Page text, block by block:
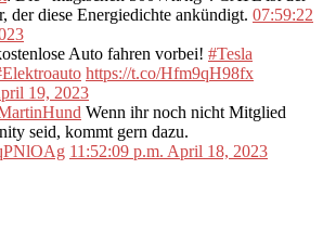
der diese Energiedichte ankündigt. 07:59:22
Auto fahren vorbei! #Tesla
https://t.co/Hfm9qH98fx
19, 2023
Wenn ihr noch nicht Mitglied
seid, kommt gern dazu.
11:52:09 p.m. April 18, 2023